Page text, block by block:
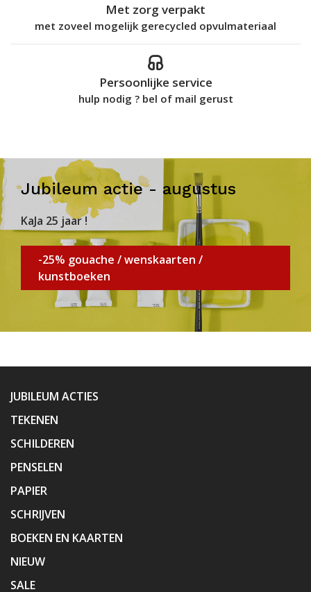
Met zorg verpakt
met zoveel mogelijk gerecycled opvulmateriaal
Persoonlijke service
hulp nodig ? bel of mail gerust
Jubileum actie - augustus
KaJa 25 jaar !
-25% gouache / wenskaarten /
kunstboeken
JUBILEUM ACTIES
TEKENEN
SCHILDEREN
PENSELEN
PAPIER
SCHRIJVEN
BOEKEN EN KAARTEN
NIEUW
SALE